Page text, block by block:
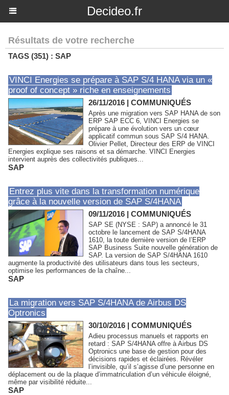
Decideo.fr
Résultats de votre recherche
TAGS (351) : SAP
VINCI Energies se prépare à SAP S/4 HANA via un «
proof of concept » riche en enseignements
26/11/2016 | COMMUNIQUÉS
Après une migration vers SAP HANA de son
ERP SAP ECC 6, VINCI Energies se
prépare à une évolution vers un cœur
applicatif commun sous SAP S/4 HANA.
Olivier Pellet, Directeur des ERP de VINCI
Energies explique ses raisons et sa démarche. VINCI Energies
intervient auprès des collectivités publiques...
SAP
Entrez plus vite dans la transformation numérique
grâce à la nouvelle version de SAP S/4HANA
09/11/2016 | COMMUNIQUÉS
SAP SE (NYSE : SAP) a annoncé le 31
octobre le lancement de SAP S/4HANA
1610, la toute dernière version de l’ERP
SAP Business Suite nouvelle génération de
SAP. La version de SAP S/4HANA 1610
augmente la productivité des utilisateurs dans tous les secteurs,
optimise les performances de la chaîne...
SAP
La migration vers SAP S/4HANA de Airbus DS
Optronics
30/10/2016 | COMMUNIQUÉS
Adieu processus manuels et rapports en
retard : SAP S/4HANA offre à Airbus DS
Optronics une base de gestion pour des
décisions rapides et éclairées. Révéler
l’invisible, qu’il s’agisse d’une personne en
déplacement ou de la plaque d’immatriculation d’un véhicule éloigné,
même par visibilité réduite...
SAP